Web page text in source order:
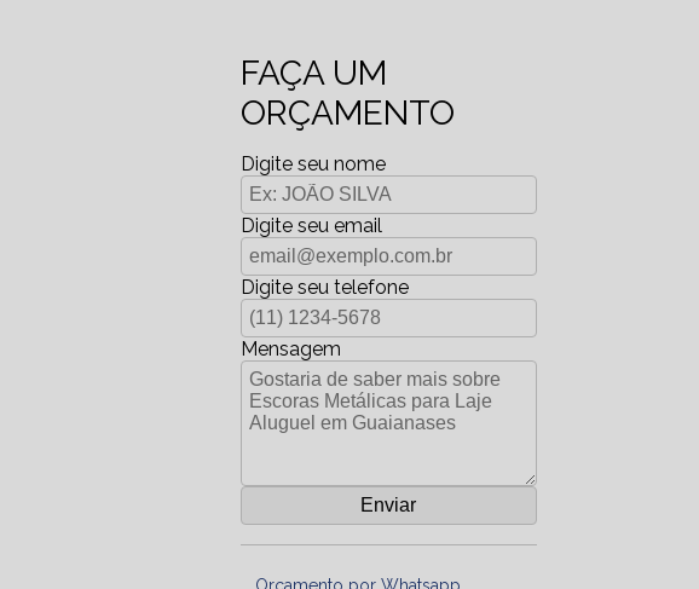
FAÇA UM
ORÇAMENTO
Digite seu nome
Digite seu email
Digite seu telefone
Mensagem